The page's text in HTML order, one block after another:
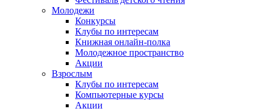
Молодежи
Конкурсы
Клубы по интересам
Книжная онлайн-полка
Молодежное пространство
Акции
Взрослым
Клубы по интересам
Компьютерные курсы
Акции